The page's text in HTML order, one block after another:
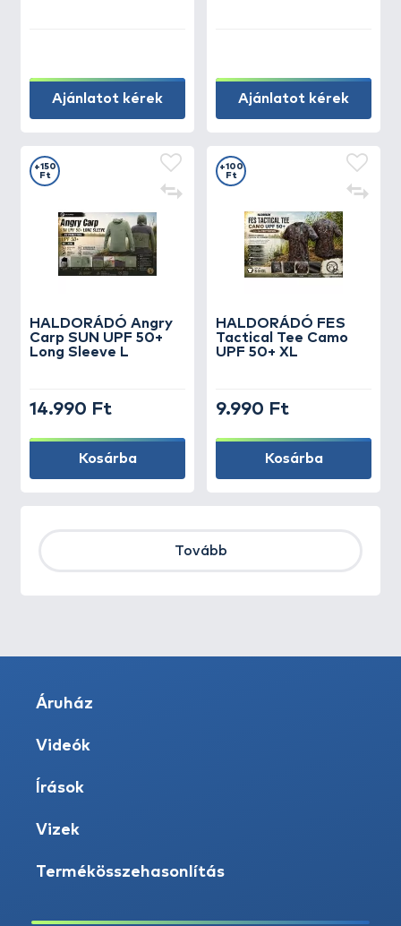
Ajánlatot kérek Ajánlatot kérek
HALDORÁDÓ Angry
Carp SUN UPF 50+
Long Sleeve L
+150
Ft
14.990 Ft
Kosárba
HALDORÁDÓ FES
Tactical Tee Camo
UPF 50+ XL
+100
Ft
9.990 Ft
Kosárba
Tovább
Áruház
Videók
Írások
Vizek
Termékösszehasonlítás